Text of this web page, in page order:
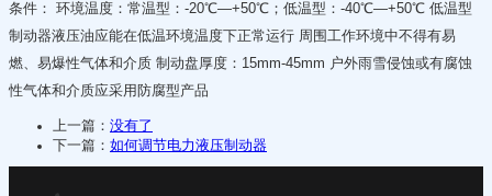
条件： 环境温度：常温型：-20℃—+50℃；低温型：-40℃—+50℃ 低温型
制动器液压油应能在低温环境温度下正常运行 周围工作环境中不得有易
燃、易爆性气体和介质 制动盘厚度：15mm-45mm 户外雨雪侵蚀或有腐蚀
性气体和介质应采用防腐型产品
上一篇： 没有了
下一篇： 如何调节电力液压制动器